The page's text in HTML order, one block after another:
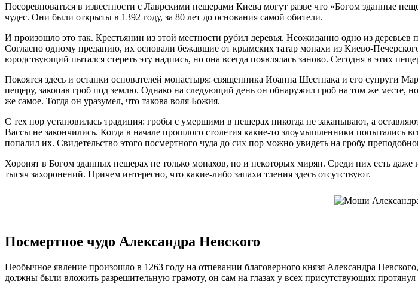
Посоревноваться в известности с Лаврскими пещерами Киева могут разве что «Богом зданные
чудес. Они были открыты в 1392 году, за 80 лет до основания самой обители.
И произошло это так. Крестьянин из этой местности рубил деревья. Неожиданно одно из
Согласно одному преданию, их основали бежавшие от крымских татар монахи из Киево-
юродствующий пытался стереть эту надпись, но она всегда появлялась заново. Сегодня в этих
Покоятся здесь и останки основателей монастыря: священника Иоанна Шестнака и его супруги
пещеру, закопав гроб под землю. Однако на следующий день он обнаружил гроб на том же месте,
же самое. Тогда он уразумел, что такова воля Божия.
С тех пор установилась традиция: гробы с умершими в пещерах никогда не закапывают, а
Вассы не закончились. Когда в начале прошлого столетия какие-то злоумышленники попытались
попалил их. Свидетельство этого посмертного чуда до сих пор можно увидеть на гробу
Хоронят в Богом зданных пещерах не только монахов, но и некоторых мирян. Среди них есть
тысяч захоронений. Причем интересно, что какие-либо запахи тления здесь отсутствуют.
Посмертное чудо Александра Невского
Необычное явление произошло в 1263 году на отпевании благоверного князя Александра
должны были вложить разрешительную грамоту, он сам на глазах у всех присутствующих протянул